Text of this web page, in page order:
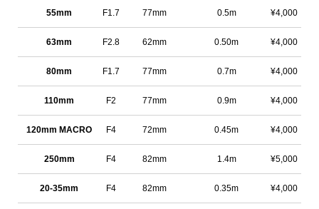
55mm F1.7 77mm 0.5m ¥4,000
63mm F2.8 62mm 0.50m ¥4,000
80mm F1.7 77mm 0.7m ¥4,000
110mm F2 77mm 0.9m ¥4,000
120mm MACRO F4 72mm 0.45m ¥4,000
250mm F4 82mm 1.4m ¥5,000
20-35mm F4 82mm 0.35m ¥4,000